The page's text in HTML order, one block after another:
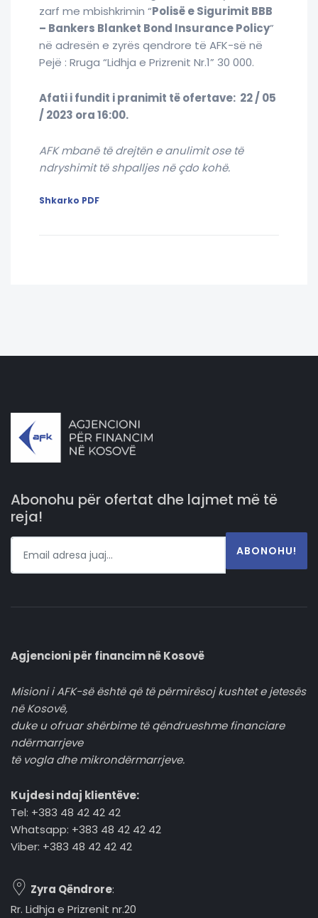
zarf me mbishkrimin “Polisë e Sigurimit BBB
– Bankers Blanket Bond Insurance Policy”
në adresën e zyrës qendrore të AFK-së në
Pejë : Rruga “Lidhja e Prizrenit Nr.1” 30 000.
Afati i fundit i pranimit të ofertave: 22 / 05
/ 2023 ora 16:00.
AFK mbanë të drejtën e anulimit ose të
ndryshimit të shpalljes në çdo kohë.
Shkarko PDF
Abonohu për ofertat dhe lajmet më të
reja!
ABONOHU!
Agjencioni për financim në Kosovë
Misioni i AFK-së është që të përmirësoj kushtet e jetesës
në Kosovë,
duke u ofruar shërbime të qëndrueshme financiare
ndërmarrjeve
të vogla dhe mikrondërmarrjeve.
Kujdesi ndaj klientëve:
Tel: +383 48 42 42 42
Whatsapp: +383 48 42 42 42
Viber: +383 48 42 42 42
Zyra Qëndrore:
Rr. Lidhja e Prizrenit nr.20